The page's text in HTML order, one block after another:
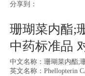
分享到：
珊瑚菜内酯;
中药标准品
中文名称：珊瑚菜内酯;
英文名称：Phellopterin